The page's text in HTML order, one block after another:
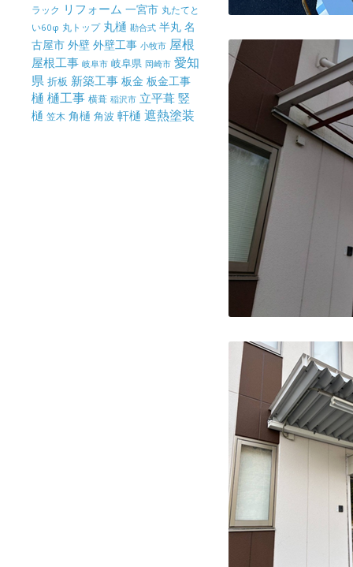
ラック リフォーム 一宮市 丸たてと
い60φ 丸トップ 丸樋 勘合式 半丸 名
古屋市 外壁 外壁工事 小牧市 屋根
屋根工事 岐阜市 岐阜県 岡崎市 愛知
県 折板 新築工事 板金 板金工事
樋 樋工事 横葺 稲沢市 立平葺 竪
樋 笠木 角樋 角波 軒樋 遮熱塗装